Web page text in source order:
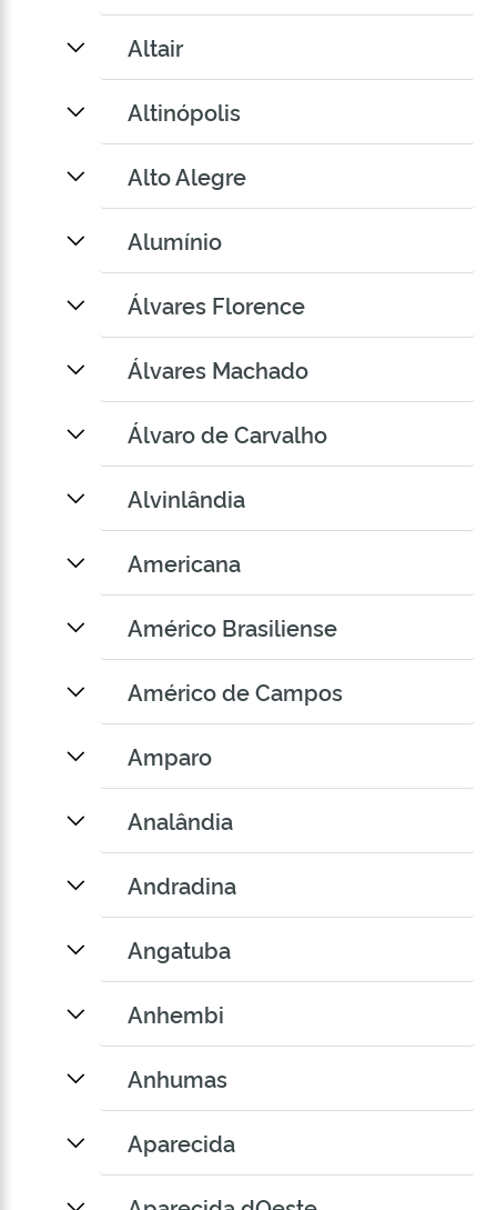
Altair
Altinópolis
Alto Alegre
Alumínio
Álvares Florence
Álvares Machado
Álvaro de Carvalho
Alvinlândia
Americana
Américo Brasiliense
Américo de Campos
Amparo
Analândia
Andradina
Angatuba
Anhembi
Anhumas
Aparecida